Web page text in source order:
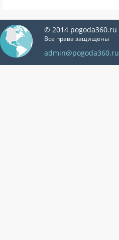
© 2014 pogoda360.ru
Все права защищены
admin@pogoda360.ru